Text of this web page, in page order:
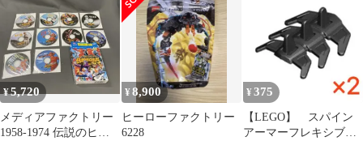
¥5,720
メディアファクトリー
1958-1974 伝説のヒー
¥8,900
ヒーローファクトリー
6228
¥ 375
【LEGO】 スパイン
アーマーフレキシブ